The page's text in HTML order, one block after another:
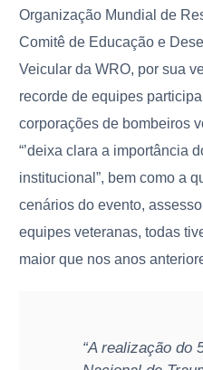
Organização Mundial de
Comitê de Educação e
Veicular da WRO, por sua
recorde de equipes
corporações de bombeiros
“’deixa clara a importância
institucional”, bem como a
cenários do evento,
equipes veteranas, todas
maior que nos anos
“A realização do